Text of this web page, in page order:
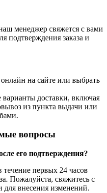
менеджер свяжется с вами
подтверждения заказа и
на сайте или выбрать
доставки, включая
из пункта выдачи или
вопросы
его подтверждения?
первых 24 часов
Пожалуйста, свяжитесь с
внесения изменений.